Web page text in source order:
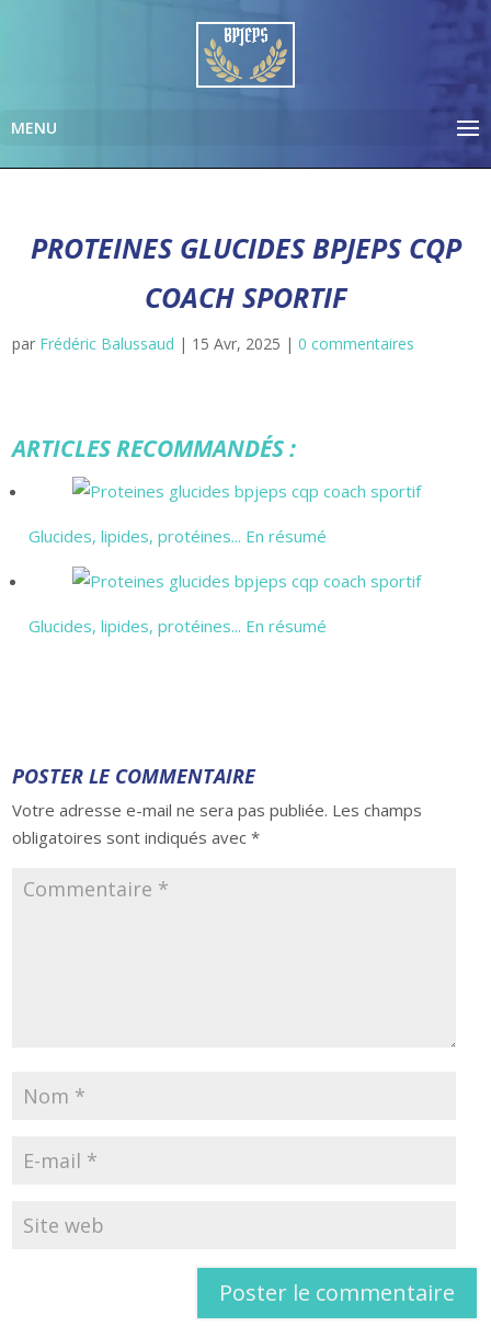
PROTEINES GLUCIDES BPJEPS CQP
COACH SPORTIF
par Frédéric Balussaud | 15 Avr, 2025 |0 commentaires
ARTICLES RECOMMANDÉS :
Glucides, lipides, protéines... En résumé
Glucides, lipides, protéines... En résumé
POSTER LE COMMENTAIRE
Votre adresse e-mail ne sera pas publiée. Les champs
obligatoires sont indiqués avec*